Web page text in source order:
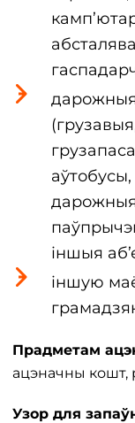
іншыя
іншую
Прадметам
ацэначны кошт,
Узор для